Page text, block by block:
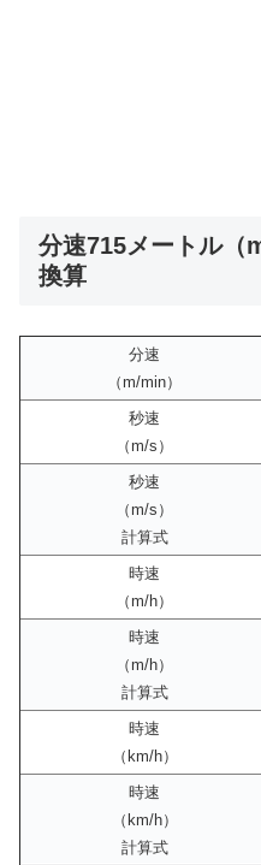
分速715メートル（
換算
分速
（m/min）
秒速
（m/s）
秒速
（m/s）
計算式
時速
（m/h）
時速
（m/h）
計算式
時速
（km/h）
時速
（km/h）
計算式